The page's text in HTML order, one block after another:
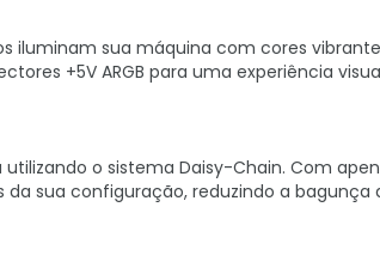
iluminam sua máquina com cores
+5V ARGB para uma experiência
o sistema Daisy-Chain. Com
da sua configuração, reduzindo a